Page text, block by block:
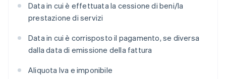
Data in cui è effettuata la cessione di beni/la
prestazione di servizi
Data in cui è corrisposto il pagamento, se diversa
dalla data di emissione della fattura
Aliquota Iva e imponibile